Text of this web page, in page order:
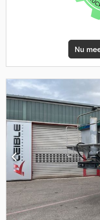
voertuig komen kijken. Laat
wensen en suggesties zijn,
aanbieden:----Inruil van uw
exportafhandeling
exportkenteken Transport
Nu